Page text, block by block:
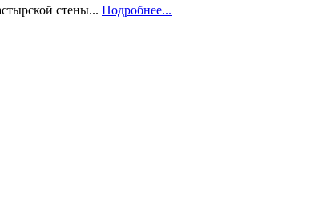
стены... Подробнее...